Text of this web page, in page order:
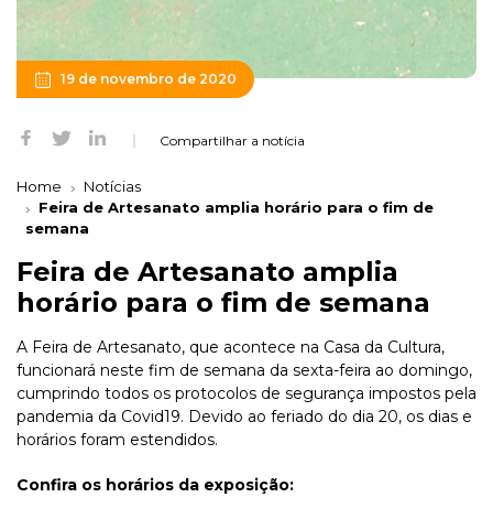
19 de novembro de 2020
Compartilhar a notícia
Home
Notícias
Feira de Artesanato amplia horário para o fim de
semana
Feira de Artesanato amplia
horário para o fim de semana
A Feira de Artesanato, que acontece na Casa da Cultura,
funcionará neste fim de semana da sexta-feira ao domingo,
cumprindo todos os protocolos de segurança impostos pela
pandemia da Covid19. Devido ao feriado do dia 20, os dias e
horários foram estendidos.
Confira os horários da exposição: